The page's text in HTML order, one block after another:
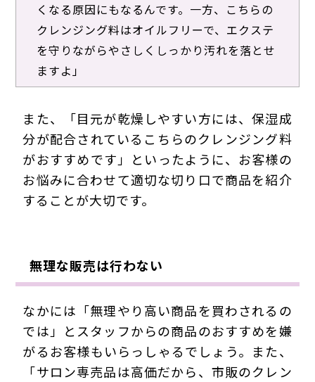
くなる原因にもなるんです。一方、こちらの
クレンジング料はオイルフリーで、エクステ
を守りながらやさしくしっかり汚れを落とせ
ますよ」
また、「目元が乾燥しやすい方には、保湿成
分が配合されているこちらのクレンジング料
がおすすめです」といったように、お客様の
お悩みに合わせて適切な切り口で商品を紹介
することが大切です。
無理な販売は行わない
なかには「無理やり高い商品を買わされるの
では」とスタッフからの商品のおすすめを嫌
がるお客様もいらっしゃるでしょう。また、
「サロン専売品は高価だから、市販のクレン